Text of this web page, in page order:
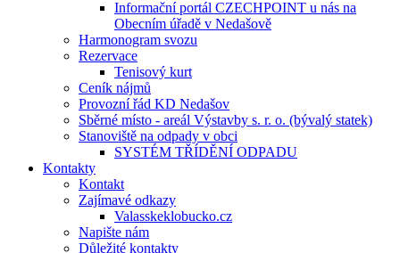
Informační portál CZECHPOINT u nás na
Obecním úřadě v Nedašově
Harmonogram svozu
Rezervace
Tenisový kurt
Ceník nájmů
Provozní řád KD Nedašov
Sběrné místo - areál Výstavby s. r. o. (bývalý statek)
Stanoviště na odpady v obci
SYSTÉM TŘÍDĚNÍ ODPADU
Kontakty
Kontakt
Zajímavé odkazy
Valasskeklobucko.cz
Napište nám
Důležité kontakty